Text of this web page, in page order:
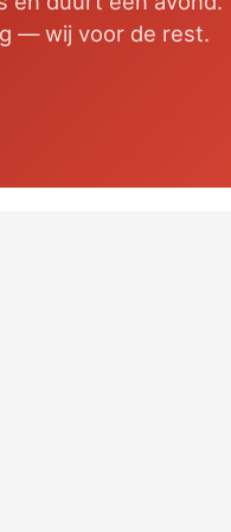
— wij voor de rest.